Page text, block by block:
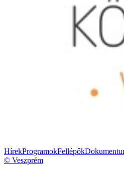
HírekProgramokFellépők
© Veszprém